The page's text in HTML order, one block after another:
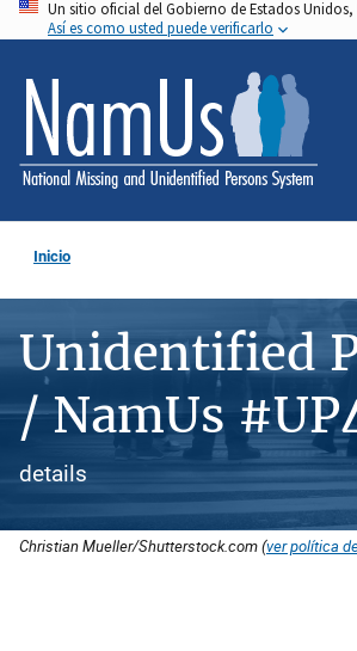
Pasar
al
contenido
principal
Un sitio oficial del Gobierno de Estados
Así es como usted puede verificarlo
Inicio
Unidentified
/ NamUs
details
Christian Mueller/Shutterstock.com (ver política